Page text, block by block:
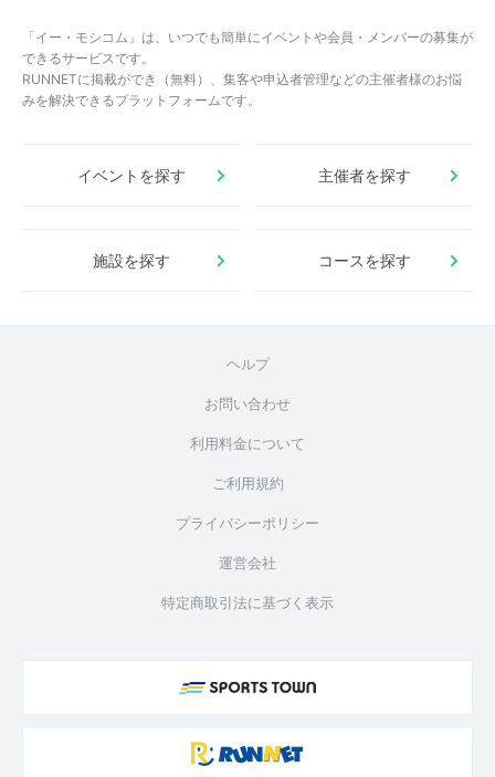
「イー・モシコム」は、いつでも簡単にイベントや会員・メンバーの募集が
できるサービスです。
RUNNETに掲載ができ（無料）、集客や申込者管理などの主催者様のお悩
みを解決できるプラットフォームです。
イベントを探す 主催者を探す
施設を探す コースを探す
ヘルプ
お問い合わせ
利用料金について
ご利用規約
プライバシーポリシー
運営会社
特定商取引法に基づく表示